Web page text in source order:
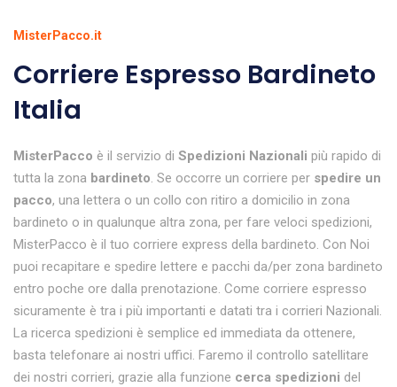
MisterPacco.it
Corriere Espresso Bardineto
Italia
MisterPacco è il servizio di Spedizioni Nazionali più rapido di
tutta la zona bardineto. Se occorre un corriere per spedire un
pacco, una lettera o un collo con ritiro a domicilio in zona
bardineto o in qualunque altra zona, per fare veloci spedizioni,
MisterPacco è il tuo corriere express della bardineto. Con Noi
puoi recapitare e spedire lettere e pacchi da/per zona bardineto
entro poche ore dalla prenotazione. Come corriere espresso
sicuramente è tra i più importanti e datati tra i corrieri Nazionali.
La ricerca spedizioni è semplice ed immediata da ottenere,
basta telefonare ai nostri uffici. Faremo il controllo satellitare
dei nostri corrieri, grazie alla funzione cerca spedizioni del